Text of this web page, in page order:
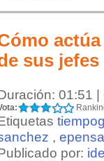
sus jefes
01:51 |
, epensa
por: